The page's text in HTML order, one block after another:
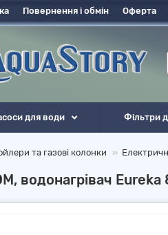
Повернення і обмін Оферта
для води Фільтри
та газові колонки
водонагрівач